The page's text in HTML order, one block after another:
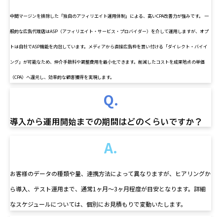
中間マージンを排除した「独自のアフィリエイト運用体制」による、高いCPA改善力が強みです。 一
般的な広告代理店はASP（アフィリエイト・サービス・プロバイダー）を介して運用しますが、オプ
トは自社でASP機能を内包しています。メディアから直接広告枠を買い付ける「ダイレクト・バイイ
ング」が可能なため、仲介手数料や調整費用を最小化できます。削減したコストを成果地点の単価
（CPA）へ還元し、効率的な顧客獲得を実現します。
Q.
導入から運用開始までの期間はどのくらいですか？
A.
お客様のデータの種類や量、連携方法によって異なりますが、ヒアリングか
ら導入、テスト運用まで、通常1ヶ月〜3ヶ月程度が目安となります。詳細
なスケジュールについては、個別にお見積もりで変動いたします。